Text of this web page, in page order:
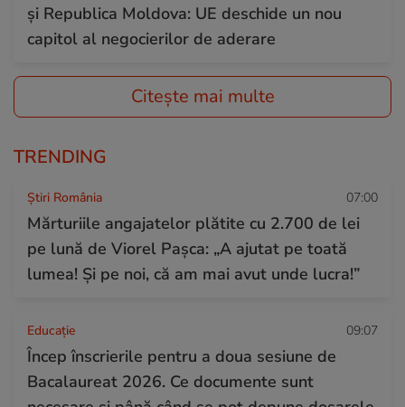
și Republica Moldova: UE deschide un nou
capitol al negocierilor de aderare
Citește mai multe
TRENDING
Știri România 07:00
Mărturiile angajatelor plătite cu 2.700 de lei
pe lună de Viorel Pașca: „A ajutat pe toată
lumea! Şi pe noi, că am mai avut unde lucra!”
Educație 09:07
Încep înscrierile pentru a doua sesiune de
Bacalaureat 2026. Ce documente sunt